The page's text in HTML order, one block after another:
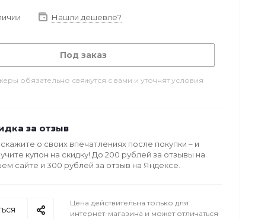
Нашли дешевле?
Под заказ
обязательно свяжутся с вами и уточнят условия
за отзыв
о своих впечатлениях после покупки – и
купон на скидку! До 200 рублей за отзывы на
сайте и 300 рублей за отзыв на Яндексе.
Цена действительна только для
интернет-магазина и может отличаться